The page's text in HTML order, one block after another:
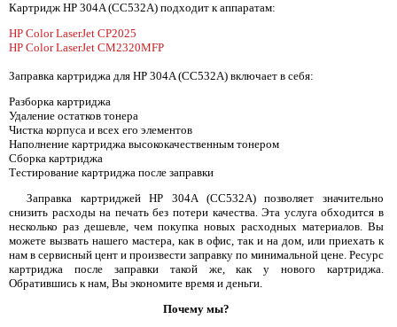
Картридж HP 304A (CC532A) подходит к аппаратам:
HP Color LaserJet CP2025
HP Color LaserJet CM2320MFP
Заправка картриджа для HP 304A (CC532A) включает в себя:
Разборка картриджа
Удаление остатков тонера
Чистка корпуса и всех его элементов
Наполнение картриджа высококачественным тонером
Сборка картриджа
Тестирование картриджа после заправки
Заправка картриджей HP 304A (CC532A) позволяет значительно
снизить расходы на печать без потери качества. Эта услуга обходится в
несколько раз дешевле, чем покупка новых расходных материалов. Вы
можете вызвать нашего мастера, как в офис, так и на дом, или приехать к
нам в сервисный цент и произвести заправку по минимальной цене. Ресурс
картриджа после заправки такой же, как у нового картриджа.
Обратившись к нам, Вы экономите время и деньги.
Почему мы?